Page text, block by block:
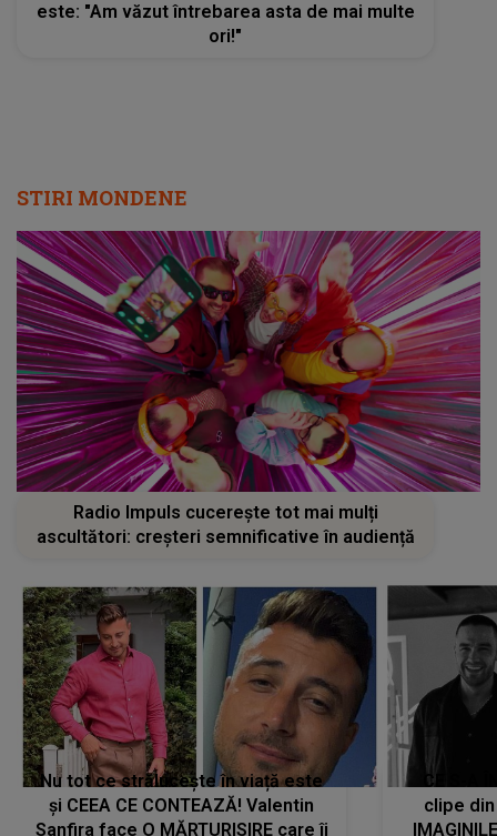
este: "Am văzut întrebarea asta de mai multe
ori!"
STIRI MONDENE
Radio Impuls cucerește tot mai mulți
ascultători: creșteri semnificative în audiență
Nu tot ce strălucește în viață este
și CEEA CE CONTEAZĂ! Valentin
Sanfira face O MĂRTURISIRE care îi
CE S-A
clipe